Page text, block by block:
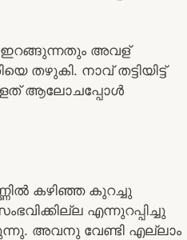
ഇറങ്ങുന്നതും അവള്
തഴുകി. നാവ് തട്ടിയിട്ട്
ആലോചപ്പോൾ
കഴിഞ്ഞ കുറച്ചു
എന്നുറപ്പിച്ചു
അവനു വേണ്ടി എല്ലാം